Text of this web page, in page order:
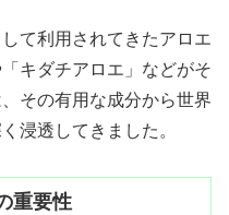
て利用されてきたアロエ
キダチアロエ」などがそ
その有用な成分から世界
浸透してきました。
重要性